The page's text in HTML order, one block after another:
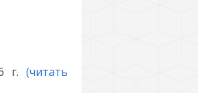
г. (читать